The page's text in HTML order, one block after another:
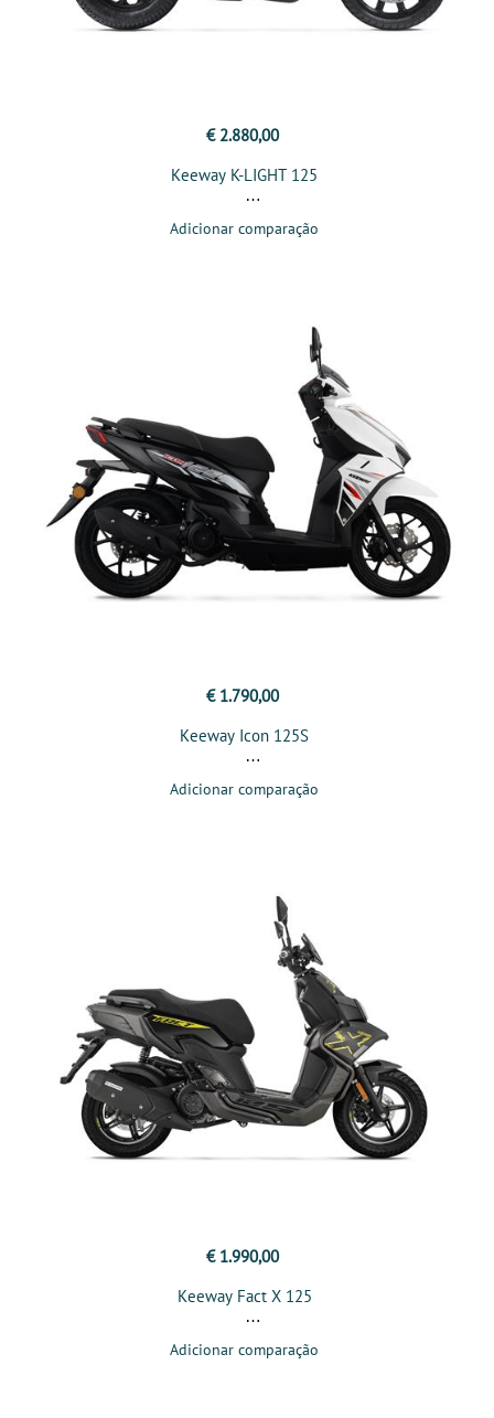
€ 2.880,00
Keeway K-LIGHT 125
Adicionar comparação
€ 1.790,00
Keeway Icon 125S
Adicionar comparação
€ 1.990,00
Keeway Fact X 125
Adicionar comparação